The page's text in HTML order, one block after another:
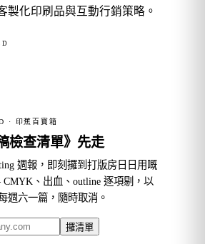
製化印刷品與互動行銷策略。
· 印蕉百寶箱
檢查清單》先走
週報，即刻攞到打版房日日用嘅
、出血、outline 逐項剔，以
週六一篇，隨時取消。
攞清單